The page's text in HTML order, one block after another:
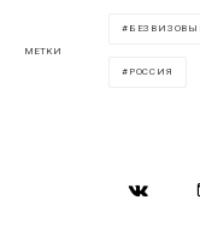
МЕТКИ
РОССИЯ